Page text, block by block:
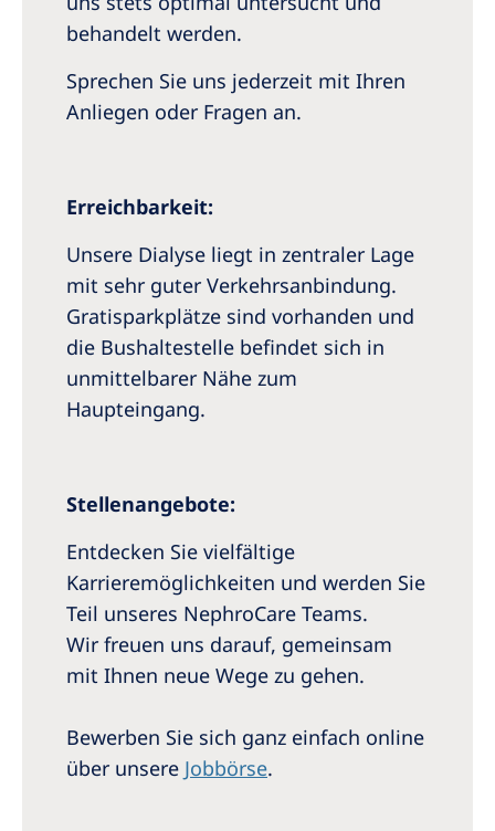
behandelt werden.
Sprechen Sie uns jederzeit mit Ihren
Anliegen oder Fragen an.
Erreichbarkeit:
Unsere Dialyse liegt in zentraler Lage
mit sehr guter Verkehrsanbindung.
Gratisparkplätze sind vorhanden und
die Bushaltestelle befindet sich in
unmittelbarer Nähe zum
Haupteingang.
Stellenangebote:
Entdecken Sie vielfältige
Karrieremöglichkeiten und werden Sie
Teil unseres NephroCare Teams.
Wir freuen uns darauf, gemeinsam
mit Ihnen neue Wege zu gehen.
Bewerben Sie sich ganz einfach online
über unsere Jobbörse.